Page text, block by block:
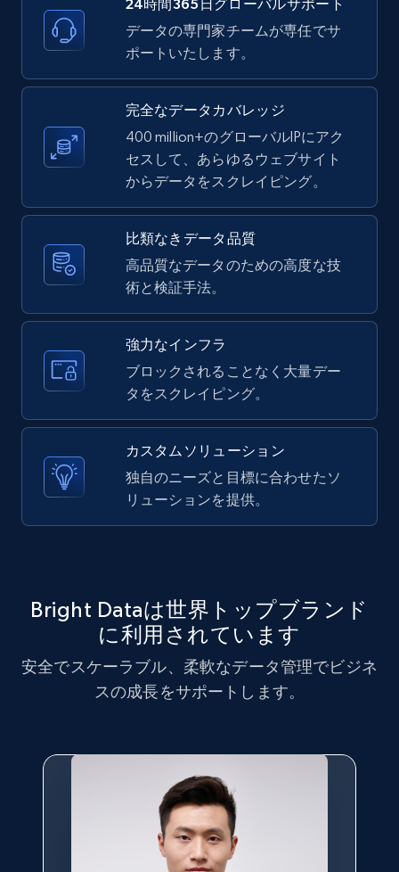
LinkedIn posts - Discover new posts
company URL
URL, ID, User id, Use url, Title, Headline, Post
text, Date posted, and more.
1.5K+ 無料トライアル
X (formerly Twitter) - Posts
ID, User posted, Name, Description, Date
10.4K+ 1.2K+
X (formerly Twitter) - Posts - Collecting
Twitter posts URLs
ID, User posted, Name, Description, Date
X (formerly Twitter) - Posts - Getting x
posts by array of profiles
ID, User posted, Name, Description, Date
24時間365日グローバルサポート
データの専門家チームが専任でサ
ポートいたします。
完全なデータカバレッジ
400 million+のグローバルIPにアク
セスして、あらゆるウェブサイト
からデータをスクレイピング。
比類なきデータ品質
高品質なデータのための高度な技
術と検証手法。
強力なインフラ
ブロックされることなく大量デー
タをスクレイピング。
カスタムソリューション
独自のニーズと目標に合わせたソ
リューションを提供。
Bright Dataは世界トップブランド
に利用されています
安全でスケーラブル、柔軟なデータ管理でビジネ
スの成長をサポートします。